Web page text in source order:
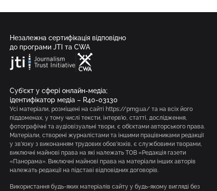
Незалежна сертифікація відповідно
до програми JTI та CWA
Суб’єкт у сфері онлайн-медіа;
ідентифікатор медіа – R40-03130
Усі матеріали, розміщені на сайті https://pmg.ua/ та на всіх його
піддоменах, у тому числі тексти, інтерв’ю, статті, дослідження,
фотографічні та аудіовізуальні твори, є об’єктами авторського права.
Матеріали, створені журналістами та іншими працівниками редакції
у зв’язку з виконанням трудових обов’язків, є службовими творами,
виключні майнові права на які належать ТОВ «Редакція газети
«Панорама». Виключні майнові права на матеріали інших авторів
належать редакції на підставі відповідних договорів.
Використання будь-яких матеріалів сайту у будь-якому вигляді без